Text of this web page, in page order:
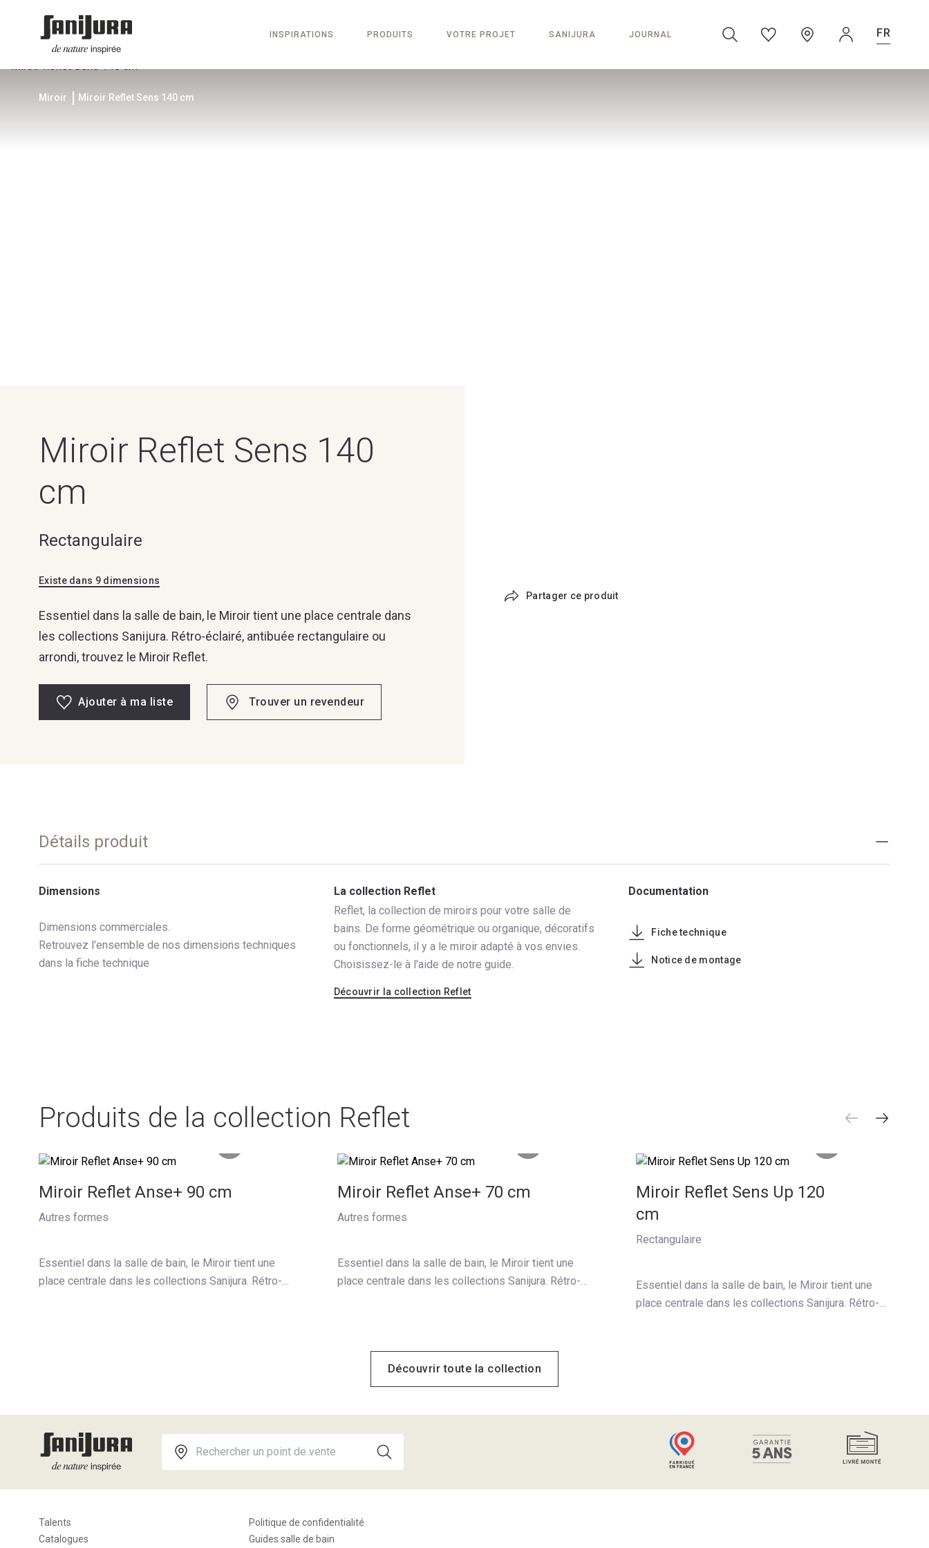
INSPIRATIONS PRODUITS VOTRE PROJET SANIJURA JOURNAL FR
Miroir Miroir Reflet Sens 140 cm
Miroir Reflet Sens 140
cm
Rectangulaire
Existe dans 9 dimensions
Essentiel dans la salle de bain, le Miroir tient une place centrale dans
les collections Sanijura. Rétro-éclairé, antibuée rectangulaire ou
arrondi, trouvez le Miroir Reflet.
Ajouter à ma liste Trouver un revendeur
Partager ce produit
Détails produit
Dimensions
Dimensions commerciales.
Retrouvez l'ensemble de nos dimensions techniques
dans la fiche technique
La collection Reflet
Reflet, la collection de miroirs pour votre salle de
bains. De forme géométrique ou organique, décoratifs
ou fonctionnels, il y a le miroir adapté à vos envies.
Choisissez-le à l'aide de notre guide.
Découvrir la collection Reflet
Documentation
Fiche technique
Notice de montage
Produits de la collection Reflet
Miroir Reflet Anse+ 90 cm
Autres formes
Essentiel dans la salle de bain, le Miroir tient une
place centrale dans les collections Sanijura. Rétro-
Miroir Reflet Anse+ 70 cm
Autres formes
Essentiel dans la salle de bain, le Miroir tient une
place centrale dans les collections Sanijura. Rétro-
Miroir Reflet Sens Up 120
cm
Rectangulaire
Essentiel dans la salle de bain, le Miroir tient une
place centrale dans les collections Sanijura. Rétro-
Découvrir toute la collection
Talents
Catalogues
Politique de confidentialité
Guides salle de bain